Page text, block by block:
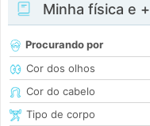
Minha física e +
Procurando por
Cor dos olhos
Cor do cabelo
Tipo de corpo